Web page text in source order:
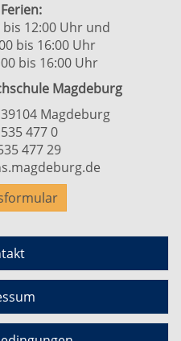
12:00 Uhr und
Uhr
bis 16:00 Uhr
Magdeburg
Magdeburg
477 0
477 29